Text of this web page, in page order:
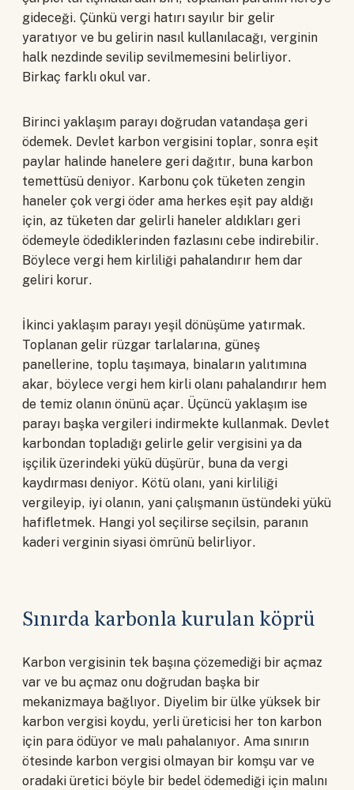
gideceği. Çünkü vergi hatırı sayılır bir gelir
yaratıyor ve bu gelirin nasıl kullanılacağı, verginin
halk nezdinde sevilip sevilmemesini belirliyor.
Birkaç farklı okul var.
Birinci yaklaşım parayı doğrudan vatandaşa geri
ödemek. Devlet karbon vergisini toplar, sonra eşit
paylar halinde hanelere geri dağıtır, buna karbon
temettüsü deniyor. Karbonu çok tüketen zengin
haneler çok vergi öder ama herkes eşit pay aldığı
için, az tüketen dar gelirli haneler aldıkları geri
ödemeyle ödediklerinden fazlasını cebe indirebilir.
Böylece vergi hem kirliliği pahalandırır hem dar
geliri korur.
İkinci yaklaşım parayı yeşil dönüşüme yatırmak.
Toplanan gelir rüzgar tarlalarına, güneş
panellerine, toplu taşımaya, binaların yalıtımına
akar, böylece vergi hem kirli olanı pahalandırır hem
de temiz olanın önünü açar. Üçüncü yaklaşım ise
parayı başka vergileri indirmekte kullanmak. Devlet
karbondan topladığı gelirle gelir vergisini ya da
işçilik üzerindeki yükü düşürür, buna da vergi
kaydırması deniyor. Kötü olanı, yani kirliliği
vergileyip, iyi olanın, yani çalışmanın üstündeki yükü
hafifletmek. Hangi yol seçilirse seçilsin, paranın
kaderi verginin siyasi ömrünü belirliyor.
Sınırda karbonla kurulan köprü
Karbon vergisinin tek başına çözemediği bir açmaz
var ve bu açmaz onu doğrudan başka bir
mekanizmaya bağlıyor. Diyelim bir ülke yüksek bir
karbon vergisi koydu, yerli üreticisi her ton karbon
için para ödüyor ve malı pahalanıyor. Ama sınırın
ötesinde karbon vergisi olmayan bir komşu var ve
oradaki üretici böyle bir bedel ödemediği için malını